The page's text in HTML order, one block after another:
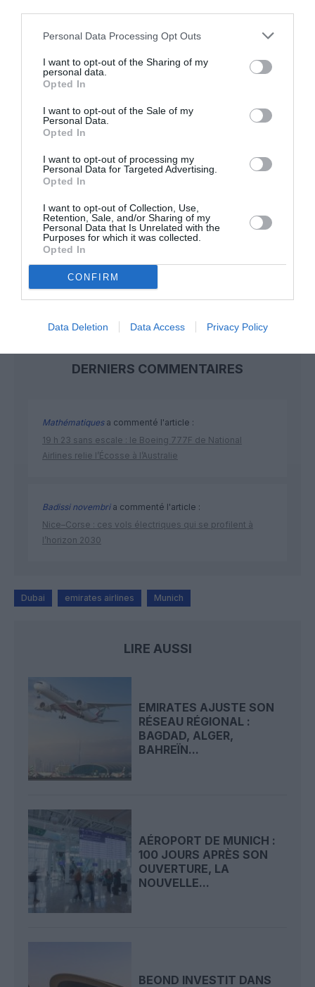
Personal Data Processing Opt Outs
I want to opt-out of the Sharing of my
personal data.
Opted In
I want to opt-out of the Sale of my
Personal Data.
Opted In
I want to opt-out of processing my
Personal Data for Targeted Advertising.
Opted In
I want to opt-out of Collection, Use,
Retention, Sale, and/or Sharing of my
Personal Data that Is Unrelated with the
Purposes for which it was collected.
Opted In
CONFIRM
Data Deletion Data Access Privacy Policy
LAISSER UN COMMENTAIRE
Appel aux lecteurs !
Soutenez Air Journal participez
DERNIERS COMMENTAIRES
Mathématiquesa commenté l'article :
19 h 23 sans escale : le Boeing 777F de National
Airlines relie l’Écosse à l’Australie
Badissi novembria commenté l'article :
Nice–Corse : ces vols électriques qui se profilent à
l’horizon 2030
Dubai emirates airlines Munich
LIRE AUSSI
EMIRATES AJUSTE SON
RÉSEAU RÉGIONAL :
BAGDAD, ALGER,
BAHREÏN...
AÉROPORT DE MUNICH :
100 JOURS APRÈS SON
OUVERTURE, LA
NOUVELLE...
BEOND INVESTIT DANS